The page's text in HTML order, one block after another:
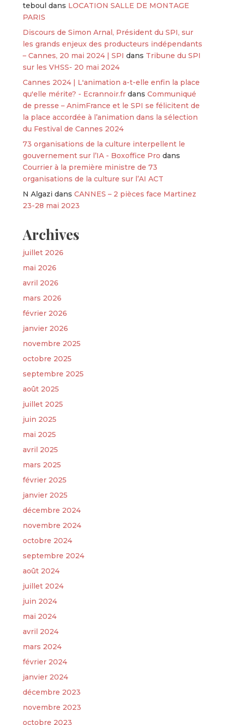
teboul dans LOCATION SALLE DE MONTAGE
PARIS
Discours de Simon Arnal, Président du SPI, sur
les grands enjeux des producteurs indépendants
– Cannes, 20 mai 2024 | SPI dans Tribune du SPI
sur les VHSS- 20 mai 2024
Cannes 2024 | L'animation a-t-elle enfin la place
qu'elle mérite? - Ecrannoir.frdans Communiqué
de presse – AnimFrance et le SPI se félicitent de
la place accordée à l’animation dans la sélection
du Festival de Cannes 2024
73 organisations de la culture interpellent le
gouvernement sur l’IA - Boxoffice Pro dans
Courrier à la première ministre de 73
organisations de la culture sur l’AI ACT
N Algazi dans CANNES – 2 pièces face Martinez
23-28 mai 2023
Archives
juillet 2026
mai 2026
avril 2026
mars 2026
février 2026
janvier 2026
novembre 2025
octobre 2025
septembre 2025
août 2025
juillet 2025
juin 2025
mai 2025
avril 2025
mars 2025
février 2025
janvier 2025
décembre 2024
novembre 2024
octobre 2024
septembre 2024
août 2024
juillet 2024
juin 2024
mai 2024
avril 2024
mars 2024
février 2024
janvier 2024
décembre 2023
novembre 2023
octobre 2023